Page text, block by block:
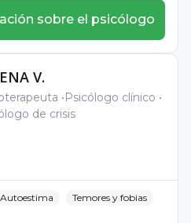
sobre el psicólogo
V.
Psicólogo clínico
de crisis
Autoestima
Temores y fobias